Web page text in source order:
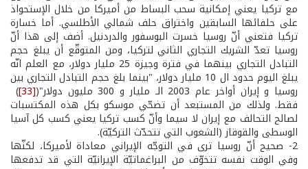
مع تركيا يعني إمكانية سحب البساط من أميركا من خلال الإستحواذ
على حلفائها السابقين واختراق حلف شمالي الأطلسي. أما خسارة
تركيا فتعني أنّ روسيا خسرت البوسفور والدردنيل. أضف إلى هذا أنّ
روسيا تعدّ الشريك التجاري الثاني لتركيا، ومن المتوقّع أن يبلغ حجم
التبادل التجاري بينهما في فترة وجيزة 25 مليار دولار، مع العلم انّه
يبلغ اليوم حدود ال 10 مليار دولار، "بينما بلغ حجم التبادل التجاري بين
روسيا و إيران أواخر عام 2003 الـ مليار و 300 مليون دولار"( [33]
)
فقط. ولذلك من المستبعد أن تضحّي موسكو بكل هذه المكتسبات
لصالح التحالف مع إيران لا سيما وأنّ كسب تركيا يعني كسب كل آسيا
الوسطى والقوقاز (الشعوب التي تتحدّث التركيّة).
2­- صحيح أنّ روسيا ترى في التوجّه الإيراني معاداة لأميركا، لكنّها
وفي الوقت نفسه تتخوّف من البراغماتيّة الإيرانيّة التي قد تدفعها